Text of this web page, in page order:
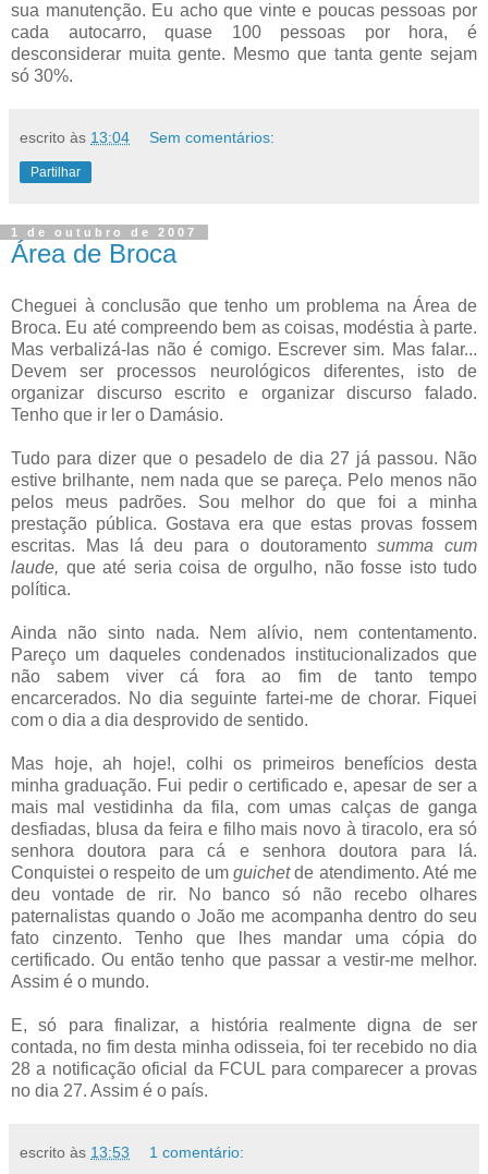
sua manutenção. Eu acho que vinte e poucas pessoas por
cada autocarro, quase 100 pessoas por hora, é
desconsiderar muita gente. Mesmo que tanta gente sejam
só 30%.
escrito às 13:04 Sem comentários:
Partilhar
1 de outubro de 2007
Área de Broca
Cheguei à conclusão que tenho um problema na Área de
Broca. Eu até compreendo bem as coisas, modéstia à parte.
Mas verbalizá-las não é comigo. Escrever sim. Mas falar...
Devem ser processos neurológicos diferentes, isto de
organizar discurso escrito e organizar discurso falado.
Tenho que ir ler o Damásio.
Tudo para dizer que o pesadelo de dia 27 já passou. Não
estive brilhante, nem nada que se pareça. Pelo menos não
pelos meus padrões. Sou melhor do que foi a minha
prestação pública. Gostava era que estas provas fossem
escritas. Mas lá deu para o doutoramentosumma cum
laude, que até seria coisa de orgulho, não fosse isto tudo
política.
Ainda não sinto nada. Nem alívio, nem contentamento.
Pareço um daqueles condenados institucionalizados que
não sabem viver cá fora ao fim de tanto tempo
encarcerados. No dia seguinte fartei-me de chorar. Fiquei
com o dia a dia desprovido de sentido.
Mas hoje, ah hoje!, colhi os primeiros benefícios desta
minha graduação. Fui pedir o certificado e, apesar de ser a
mais mal vestidinha da fila, com umas calças de ganga
desfiadas, blusa da feira e filho mais novo à tiracolo, era só
senhora doutora para cá e senhora doutora para lá.
Conquistei o respeito de umguichetde atendimento. Até me
deu vontade de rir. No banco só não recebo olhares
paternalistas quando o João me acompanha dentro do seu
fato cinzento. Tenho que lhes mandar uma cópia do
certificado. Ou então tenho que passar a vestir-me melhor.
Assim é o mundo.
E, só para finalizar, a história realmente digna de ser
contada, no fim desta minha odisseia, foi ter recebido no dia
28 a notificação oficial da FCUL para comparecer a provas
no dia 27. Assim é o país.
escrito às 13:53 1 comentário: